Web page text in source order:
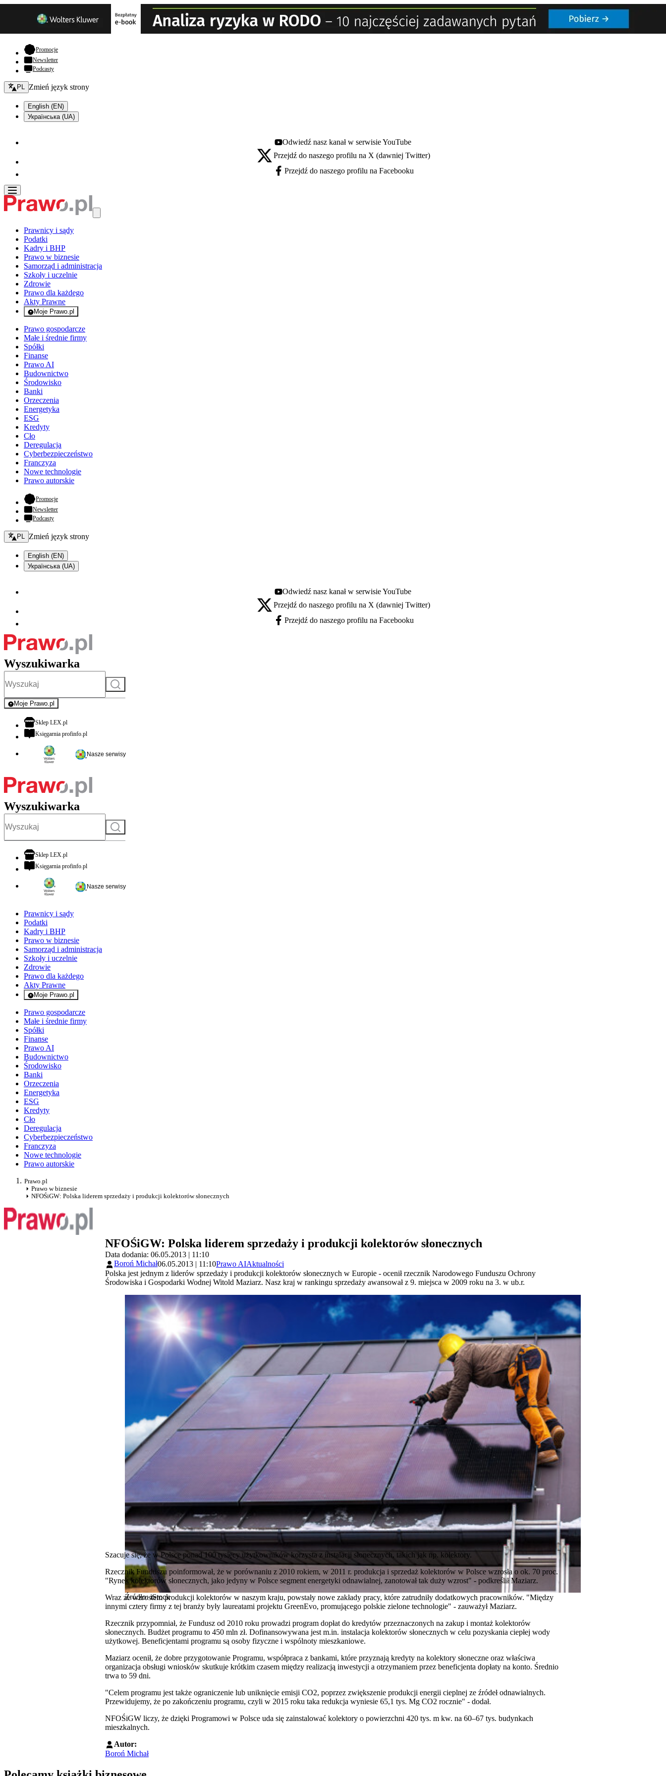
Promocje- otwiera się w nowej karcie
Newsletter
Podcasty
Zmień język - bieżący:
PL Zmień język strony
English (EN)
Українська (UA)
Youtube - otwiera się w nowej karcie
Odwiedź nasz kanał w serwisie YouTube
X - otwiera się w nowej karcie
Przejdź do naszego profilu na X (dawniej Twitter)
Facebook - otwiera się w nowej karcie
Przejdź do naszego profilu na Facebooku
Prawnicy i sądy
Podatki
Kadry i BHP
Prawo w biznesie
Samorząd i administracja
Szkoły i uczelnie
Zdrowie
Prawo dla każdego
Akty Prawne
Moje Prawo.pl
- rejestracja i logowanie do serwisu
Prawo gospodarcze
Małe i średnie firmy
Spółki
Finanse
Prawo AI
Budownictwo
Środowisko
Banki
Orzeczenia
Energetyka
ESG
Kredyty
Cło
Deregulacja
Cyberbezpieczeństwo
Franczyza
Nowe technologie
Prawo autorskie
Promocje- otwiera się w nowej karcie
Newsletter
Podcasty
Zmień język - bieżący:
PL Zmień język strony
English (EN)
Українська (UA)
Youtube - otwiera się w nowej karcie
Odwiedź nasz kanał w serwisie YouTube
X - otwiera się w nowej karcie
Przejdź do naszego profilu na X (dawniej Twitter)
Facebook - otwiera się w nowej karcie
Przejdź do naszego profilu na Facebooku
Wyszukiwarka
Szukaj
Moje Prawo.pl
- rejestracja i logowanie do serwisu
Sklep LEX.plotwiera się w nowej karcie
Księgarnia profinfo.plotwiera się w nowej karcie
Nasze serwisy
Wyszukiwarka
Szukaj
Sklep LEX.plotwiera się w nowej karcie
Księgarnia profinfo.plotwiera się w nowej karcie
Nasze serwisy
Prawnicy i sądy
Podatki
Kadry i BHP
Prawo w biznesie
Samorząd i administracja
Szkoły i uczelnie
Zdrowie
Prawo dla każdego
Akty Prawne
Moje Prawo.pl
- rejestracja i logowanie do serwisu
Prawo gospodarcze
Małe i średnie firmy
Spółki
Finanse
Prawo AI
Budownictwo
Środowisko
Banki
Orzeczenia
Energetyka
ESG
Kredyty
Cło
Deregulacja
Cyberbezpieczeństwo
Franczyza
Nowe technologie
Prawo autorskie
Prawo.pl
Prawo w biznesie
NFOŚiGW: Polska liderem sprzedaży i produkcji kolektorów słonecznych
NFOŚiGW: Polska liderem sprzedaży i produkcji kolektorów słonecznych
Data dodania: 06.05.2013 | 11:10
Boroń Michał06.05.2013 | 11:10Prawo AIAktualności
Polska jest jednym z liderów sprzedaży i produkcji kolektorów słonecznych w Europie - ocenił rzecznik Narodowego Funduszu Ochrony
Środowiska i Gospodarki Wodnej Witold Maziarz. Nasz kraj w rankingu sprzedaży awansował z 9. miejsca w 2009 roku na 3. w ub.r.
Źródło: iStock
Szacuje się, że w Polsce ponad 100 tysięcy użytkowników korzysta z instalacji słonecznych, takich jak np. kolektory.
Rzecznik Funduszu poinformował, że w porównaniu z 2010 rokiem, w 2011 r. produkcja i sprzedaż kolektorów w Polsce wzrosła o ok. 70 proc.
"Rynek kolektorów słonecznych, jako jedyny w Polsce segment energetyki odnawialnej, zanotował tak duży wzrost" - podkreślił Maziarz.
Wraz ze wzrostem produkcji kolektorów w naszym kraju, powstały nowe zakłady pracy, które zatrudniły dodatkowych pracowników. "Między
innymi cztery firmy z tej branży były laureatami projektu GreenEvo, promującego polskie zielone technologie" - zauważył Maziarz.
Rzecznik przypomniał, że Fundusz od 2010 roku prowadzi program dopłat do kredytów przeznaczonych na zakup i montaż kolektorów
słonecznych. Budżet programu to 450 mln zł. Dofinansowywana jest m.in. instalacja kolektorów słonecznych w celu pozyskania ciepłej wody
użytkowej. Beneficjentami programu są osoby fizyczne i wspólnoty mieszkaniowe.
Maziarz ocenił, że dobre przygotowanie Programu, współpraca z bankami, które przyznają kredyty na kolektory słoneczne oraz właściwa
organizacja obsługi wniosków skutkuje krótkim czasem między realizacją inwestycji a otrzymaniem przez beneficjenta dopłaty na konto. Średnio
trwa to 59 dni.
"Celem programu jest także ograniczenie lub uniknięcie emisji CO2, poprzez zwiększenie produkcji energii cieplnej ze źródeł odnawialnych.
Przewidujemy, że po zakończeniu programu, czyli w 2015 roku taka redukcja wyniesie 65,1 tys. Mg CO2 rocznie" - dodał.
NFOŚiGW liczy, że dzięki Programowi w Polsce uda się zainstalować kolektory o powierzchni 420 tys. m kw. na 60–67 tys. budynkach
mieszkalnych.
Autor:
Boroń Michał